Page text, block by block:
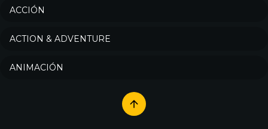
Misterio
Recuentos de la vida
ACCIÓN
ACTION & ADVENTURE
ANIMACIÓN